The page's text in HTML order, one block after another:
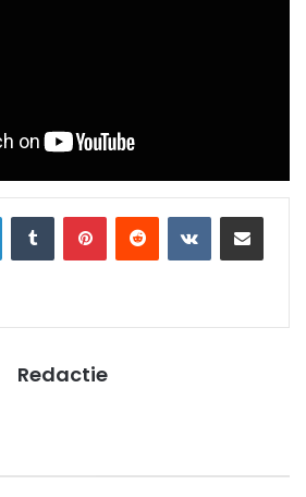
LinkedInTumblr PinterestReddit VKontakteShare via Email
Redactie